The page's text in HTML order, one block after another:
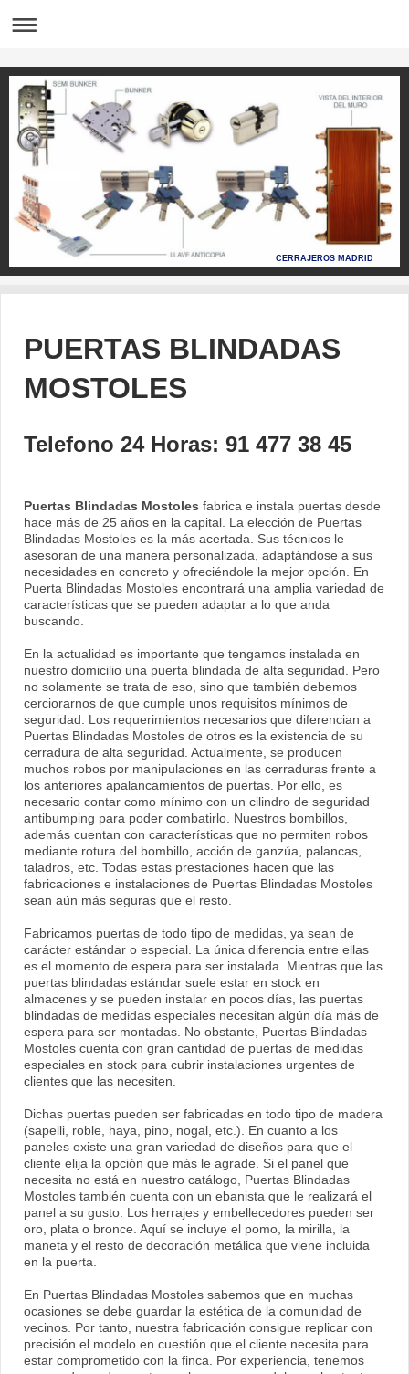
CERRAJEROS MADRID
PUERTAS BLINDADAS
MOSTOLES
Telefono 24 Horas: 91 477 38 45
Puertas Blindadas Mostoles fabrica e instala puertas desde
hace más de 25 años en la capital. La elección de Puertas
Blindadas Mostoles es la más acertada. Sus técnicos le
asesoran de una manera personalizada, adaptándose a sus
necesidades en concreto y ofreciéndole la mejor opción. En
Puerta Blindadas Mostoles encontrará una amplia variedad de
características que se pueden adaptar a lo que anda
buscando.
En la actualidad es importante que tengamos instalada en
nuestro domicilio una puerta blindada de alta seguridad. Pero
no solamente se trata de eso, sino que también debemos
cerciorarnos de que cumple unos requisitos mínimos de
seguridad. Los requerimientos necesarios que diferencian a
Puertas Blindadas Mostoles de otros es la existencia de su
cerradura de alta seguridad. Actualmente, se producen
muchos robos por manipulaciones en las cerraduras frente a
los anteriores apalancamientos de puertas. Por ello, es
necesario contar como mínimo con un cilindro de seguridad
antibumping para poder combatirlo. Nuestros bombillos,
además cuentan con características que no permiten robos
mediante rotura del bombillo, acción de ganzúa, palancas,
taladros, etc. Todas estas prestaciones hacen que las
fabricaciones e instalaciones de Puertas Blindadas Mostoles
sean aún más seguras que el resto.
Fabricamos puertas de todo tipo de medidas, ya sean de
carácter estándar o especial. La única diferencia entre ellas
es el momento de espera para ser instalada. Mientras que las
puertas blindadas estándar suele estar en stock en
almacenes y se pueden instalar en pocos días, las puertas
blindadas de medidas especiales necesitan algún día más de
espera para ser montadas. No obstante, Puertas Blindadas
Mostoles cuenta con gran cantidad de puertas de medidas
especiales en stock para cubrir instalaciones urgentes de
clientes que las necesiten.
Dichas puertas pueden ser fabricadas en todo tipo de madera
(sapelli, roble, haya, pino, nogal, etc.). En cuanto a los
paneles existe una gran variedad de diseños para que el
cliente elija la opción que más le agrade. Si el panel que
necesita no está en nuestro catálogo, Puertas Blindadas
Mostoles también cuenta con un ebanista que le realizará el
panel a su gusto. Los herrajes y embellecedores pueden ser
oro, plata o bronce. Aquí se incluye el pomo, la mirilla, la
maneta y el resto de decoración metálica que viene incluida
en la puerta.
En Puertas Blindadas Mostoles sabemos que en muchas
ocasiones se debe guardar la estética de la comunidad de
vecinos. Por tanto, nuestra fabricación consigue replicar con
precisión el modelo en cuestión que el cliente necesita para
estar comprometido con la finca. Por experiencia, tenemos